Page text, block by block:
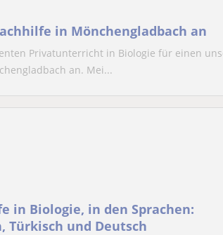
in Mönchengladbach an
Privatunterricht in Biologie für einen
an. Mei...
in Biologie, in den Sprachen:
Türkisch und Deutsch